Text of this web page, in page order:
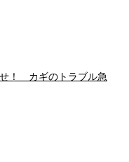
！ カギのトラブル急